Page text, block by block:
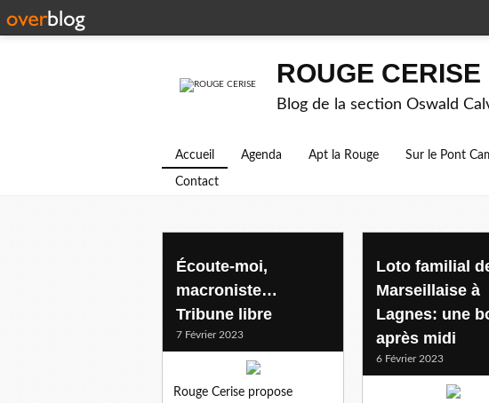
ROUGE CERISE
Blog de la section Oswald
Accueil Agenda Apt la Rouge Sur le Pont
Contact
Écoute-moi,
macroniste…
Tribune libre
7 Février 2023
Rouge Cerise propose
Loto familial
Marseillaise à
Lagnes: une
après midi
6 Février 2023